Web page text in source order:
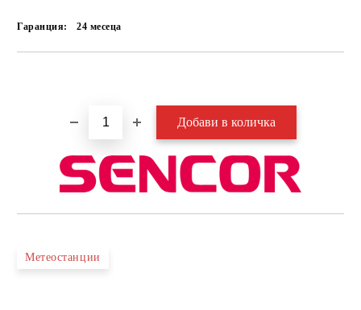
Гаранция: 24 месеца
Метеостанции